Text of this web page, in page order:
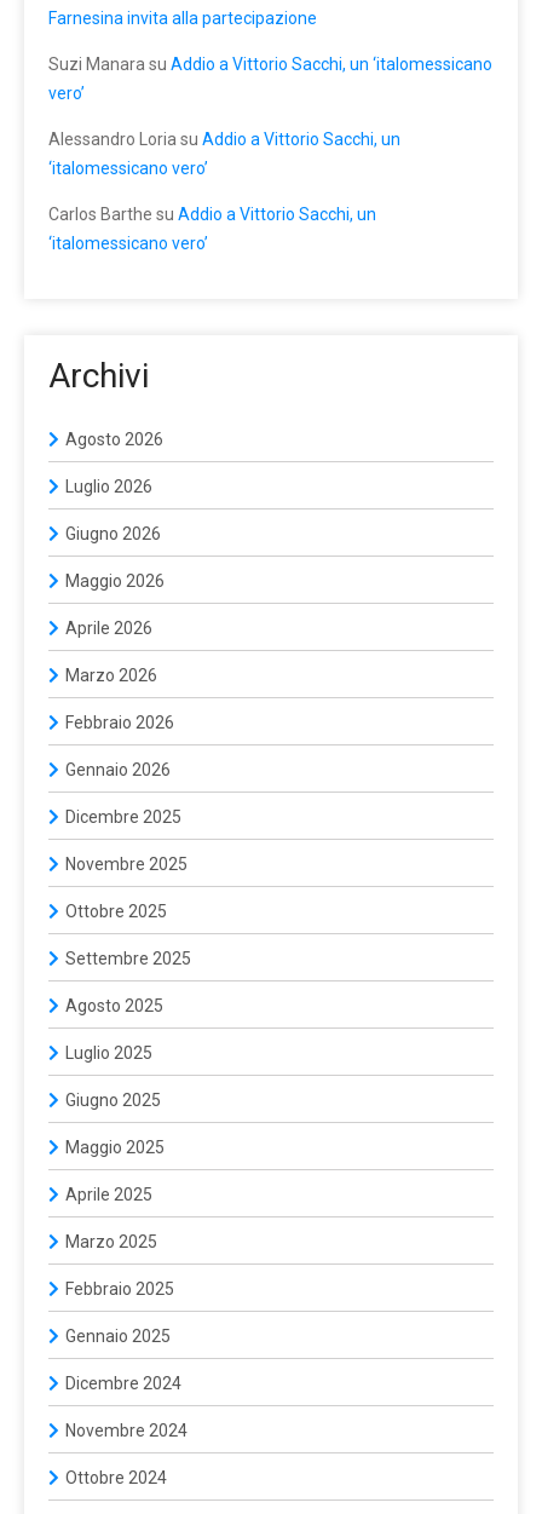
Farnesina invita alla partecipazione
Suzi Manara su Addio a Vittorio Sacchi, un ‘italomessicano
vero’
Alessandro Loria su Addio a Vittorio Sacchi, un
‘italomessicano vero’
Carlos Barthe su Addio a Vittorio Sacchi, un
‘italomessicano vero’
Archivi
Agosto 2026
Luglio 2026
Giugno 2026
Maggio 2026
Aprile 2026
Marzo 2026
Febbraio 2026
Gennaio 2026
Dicembre 2025
Novembre 2025
Ottobre 2025
Settembre 2025
Agosto 2025
Luglio 2025
Giugno 2025
Maggio 2025
Aprile 2025
Marzo 2025
Febbraio 2025
Gennaio 2025
Dicembre 2024
Novembre 2024
Ottobre 2024